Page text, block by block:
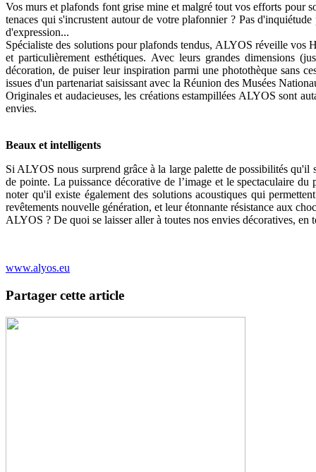
Vos murs et plafonds font grise mine et malgré tout vos efforts pour
tenaces qui s'incrustent autour de votre plafonnier ? Pas
d'expression...
Spécialiste des solutions pour plafonds tendus, ALYOS réveille vos
et particulièrement esthétiques. Avec leurs grandes dimensions
décoration, de puiser leur inspiration parmi une photothèque sans
issues d'un partenariat saisissant avec la Réunion des Musées
Originales et audacieuses, les créations estampillées ALYOS sont
envies.
Beaux et intelligents
Si ALYOS nous surprend grâce à la large palette de possibilités
de pointe. La puissance décorative de l’image et le spectaculaire
noter qu'il existe également des solutions acoustiques qui
revêtements nouvelle génération, et leur étonnante résistance aux
ALYOS ? De quoi se laisser aller à toutes nos envies décoratives, en
www.alyos.eu
Partager cette article